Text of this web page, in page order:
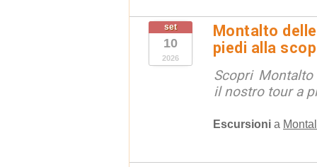
set
10
2026
Montalto
piedi alla
Scopri
il nostro tour a
Escursioni a